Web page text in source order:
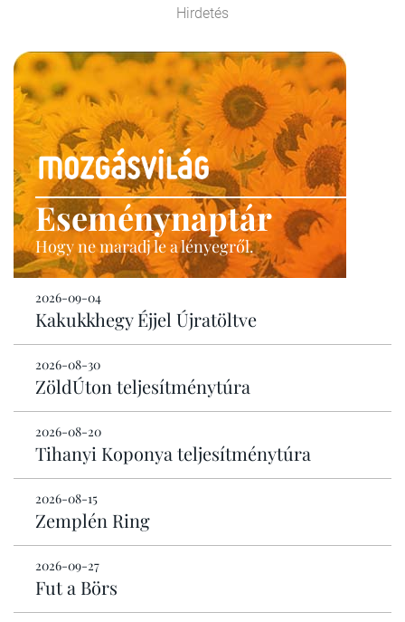
Hirdetés
Eseménynaptár
Hogy ne maradj le a lényegről.
2026-09-04
Kakukkhegy Éjjel Újratöltve
2026-08-30
ZöldÚton teljesítménytúra
2026-08-20
Tihanyi Koponya teljesítménytúra
2026-08-15
Zemplén Ring
2026-09-27
Fut a Börs